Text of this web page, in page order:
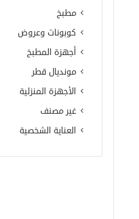
مطبخ
كوبونات وعروض
أجهزة المطبخ
مونديال قطر
الأجهزة المنزلية
غير مصنف
العناية الشخصية